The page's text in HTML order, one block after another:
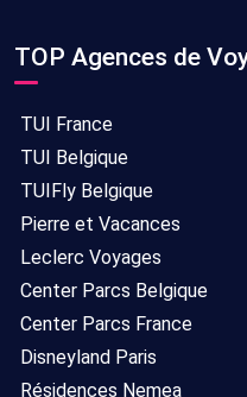
TOP Agences de
TUI France
TUI Belgique
TUIFly Belgique
Pierre et Vacances
Leclerc Voyages
Center Parcs Belgique
Center Parcs France
Disneyland Paris
Résidences Nemea